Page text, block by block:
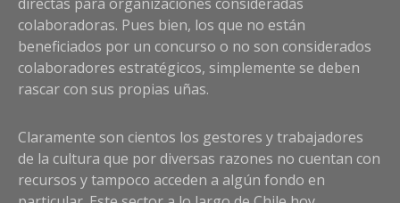
colaboradoras. Pues bien, los que no están
beneficiados por un concurso o no son considerados
colaboradores estratégicos, simplemente se deben
rascar con sus propias uñas.
Claramente son cientos los gestores y trabajadores
de la cultura que por diversas razones no cuentan con
recursos y tampoco acceden a algún fondo en